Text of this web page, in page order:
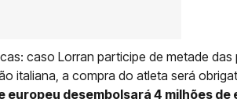
caso Lorran participe de metade das
italiana, a compra do atleta será
europeu desembolsará 4 milhões de